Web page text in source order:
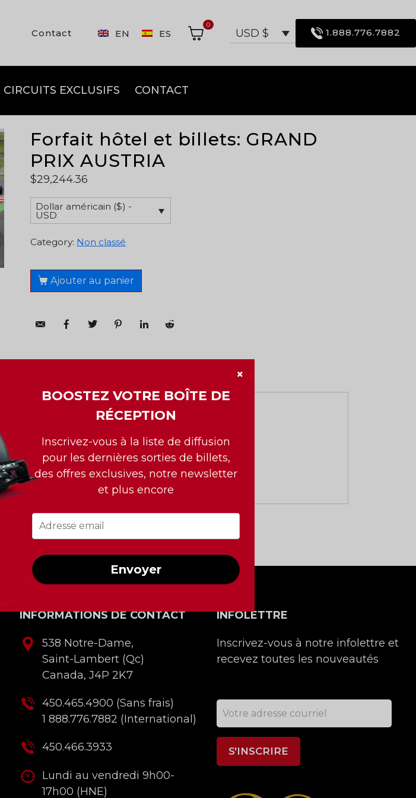
Contact EN ES
0
USD $ 1.888.776.7882
CIRCUITS EXCLUSIFS CONTACT
Forfait hôtel et billets: GRAND
PRIX AUSTRIA
$29,244.36
Dollar américain ($) -
USD
Category: Non classé
Ajouter au panier
INFORMATIONS DE CONTACT
538 Notre-Dame,
Saint-Lambert (Qc)
Canada, J4P 2K7
450.465.4900 (Sans frais)
1 888.776.7882 (International)
450.466.3933
Lundi au vendredi 9h00-
17h00 (HNE)
INFOLETTRE
Inscrivez-vous à notre infolettre et
recevez toutes les nouveautés
×
BOOSTEZ VOTRE BOÎTE DE
RÉCEPTION
Inscrivez-vous à la liste de diffusion
pour les dernières sorties de billets,
des offres exclusives, notre newsletter
et plus encore
Envoyer